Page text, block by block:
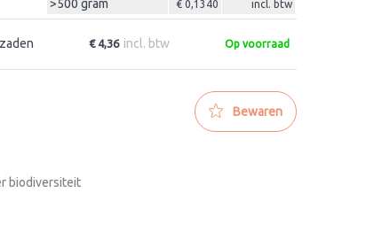
>500 gram € 0,1340 incl. btw
€ 4,36 incl. btw Op voorraad
Bewaren
biodiversiteit